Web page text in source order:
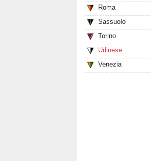
Roma
Sassuolo
Torino
Udinese
Venezia